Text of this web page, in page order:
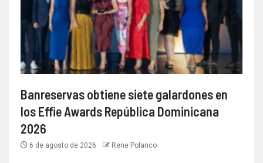
Banreservas obtiene siete galardones en
los Effie Awards República Dominicana
2026
6 de agosto de 2026 Rene Polanco